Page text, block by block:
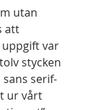
utan
att
var
stycken
serif-
ur vårt